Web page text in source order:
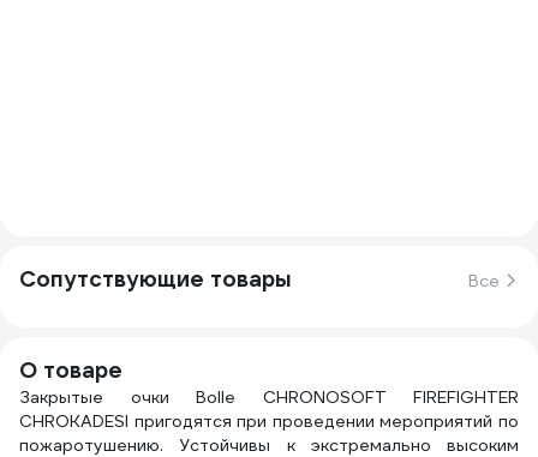
Сопутствующие товары Все
О товаре
Закрытые очки Bolle CHRONOSOFT FIREFIGHTER
CHROKADESI пригодятся при проведении мероприятий по
пожаротушению. Устойчивы к экстремально высоким